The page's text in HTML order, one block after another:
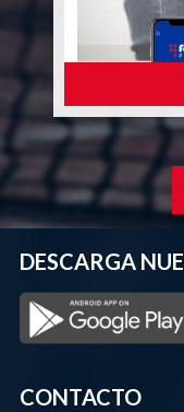
Para
abiertos que
entra en:
Perfil-
✅ Avisarme
Seleccione
Gracias y no
DESCARGA
CONTACTO